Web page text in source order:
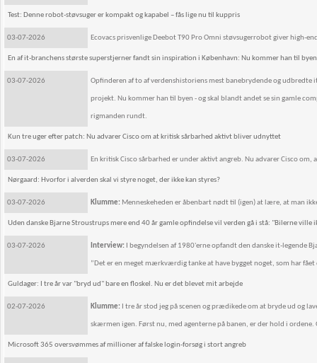
Test: Denne robot-støvsuger er kompakt og kapabel – fås lige nu til kuppris
03-07-2026 Ecovacs prisvenlige Deebot T90 Pro Omni støvsugerrobot giver high-
En af it-branchens største superstjerner fandt sin inspiration i København: Nu kommer han til
03-07-2026 Opfinderen af to af verdenshistoriens mest banebrydende og
projekt. Nu kommer han til byen - og skal blandt andet se sin gamle
rigmanden rundt.
Kun tre uger efter patch: Nu advarer Cisco om at kritisk sårbarhed aktivt bliver udnyttet
03-07-2026 En kritisk Cisco sårbarhed er under aktivt angreb. Nu advarer Cisco om,
Nørgaard: Hvorfor i alverden skal vi styre noget, der ikke kan styres?
03-07-2026 Klumme: Menneskeheden er åbenbart nødt til (igen) at lære, at man
Uden danske Bjarne Stroustrups mere end 40 år gamle opfindelse vil verden gå i stå: "Bilerne
03-07-2026 Interview: I begyndelsen af 1980'erne opfandt den danske it-legende
”Det er en meget mærkværdig tanke at have bygget noget, som har
Guldager: I tre år var "bryd ud" bare en floskel. Nu er det blevet mit arbejde
02-07-2026 Klumme: I tre år stod jeg på scenen og prædikede om at bryde ud og
skærmen igen. Først nu, med agenterne på banen, er der hold i ordene.
Microsoft 365 oversvømmes af millioner af falske login-forsøg i stort angreb